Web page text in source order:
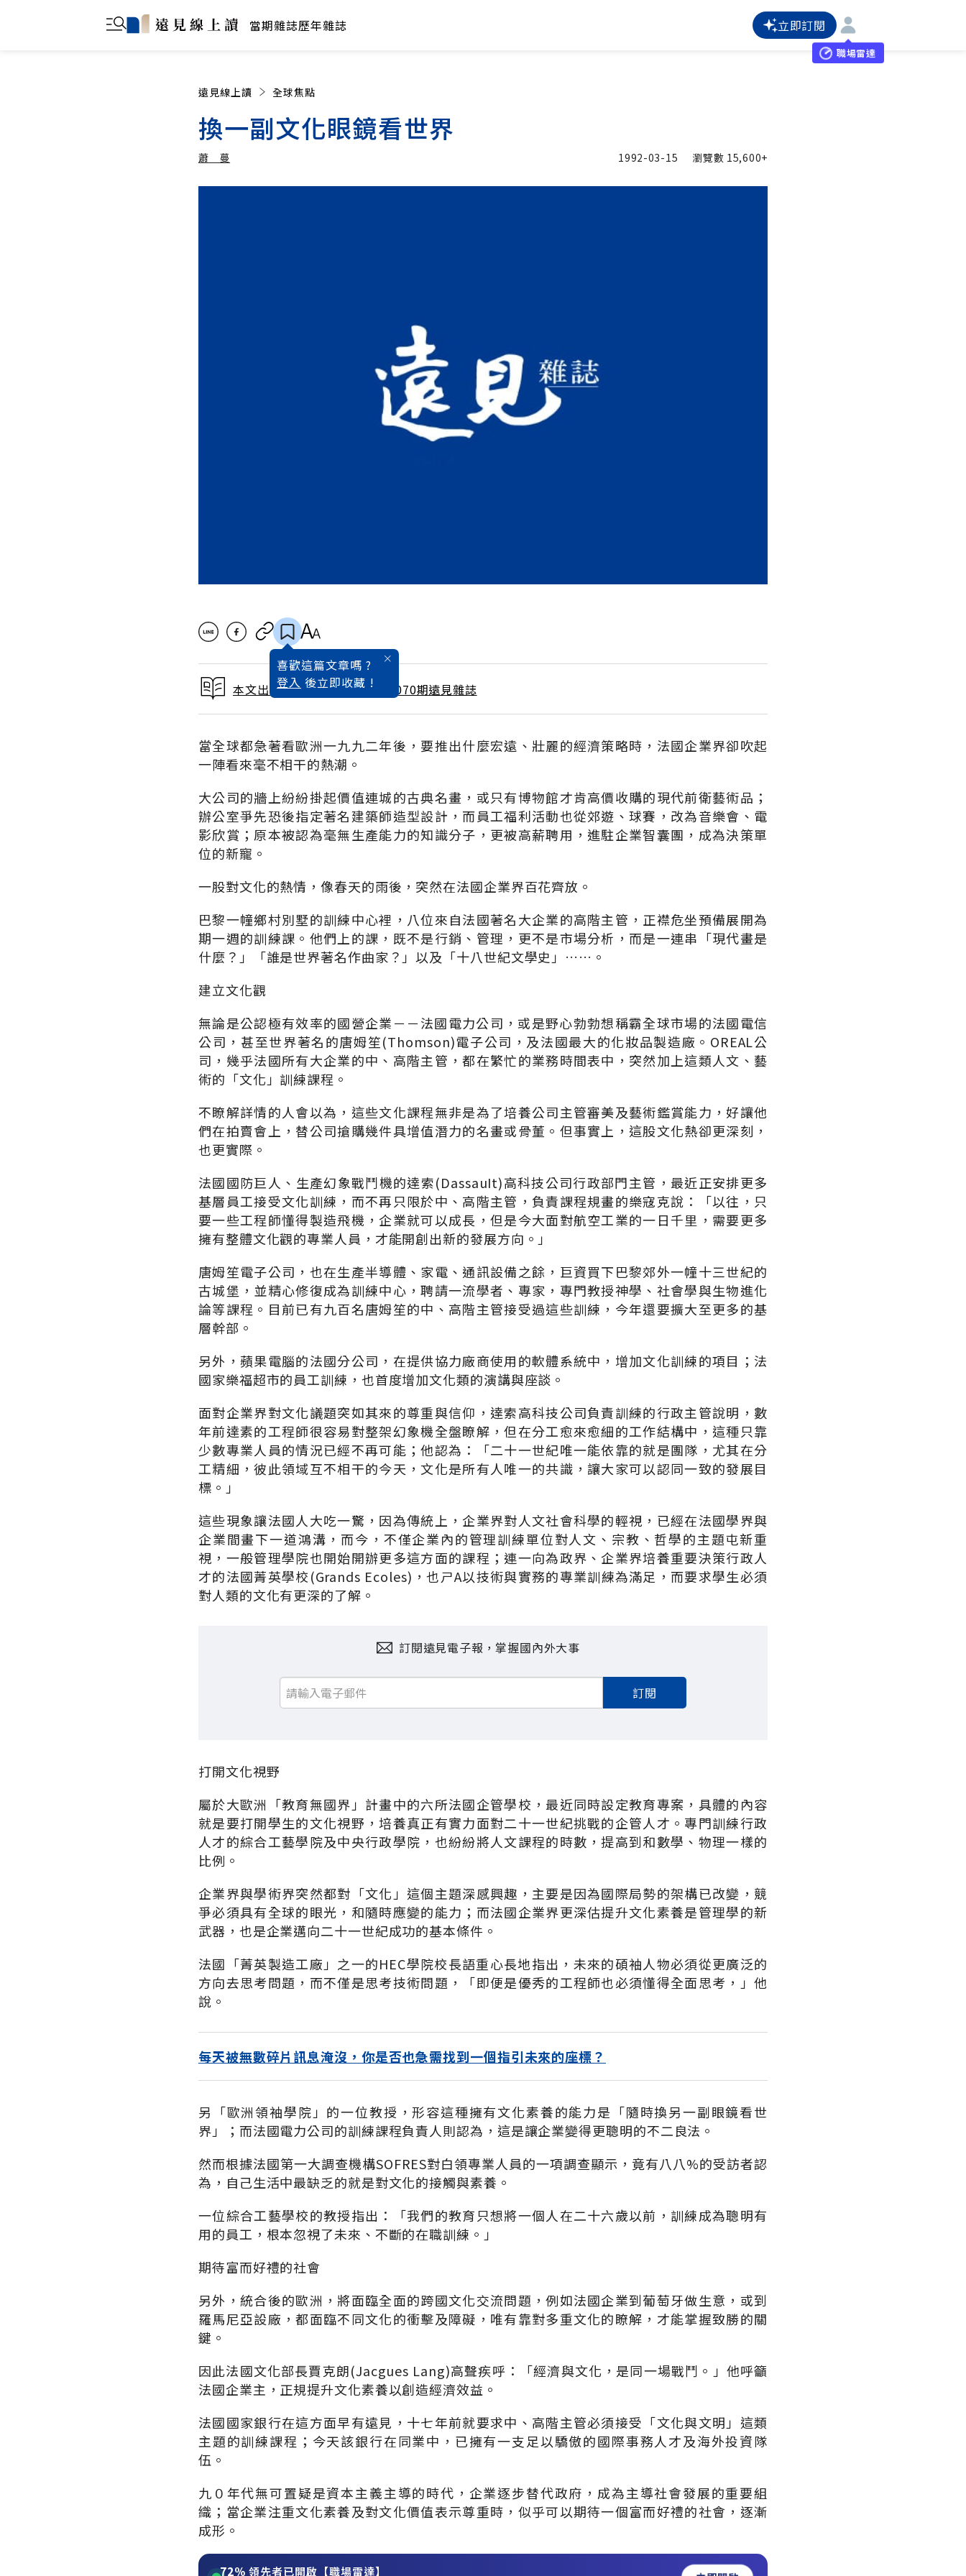
當期雜誌歷年雜誌 立即訂閱
職場雷達
遠見線上讀 全球焦點
換一副文化眼鏡看世界
蕭 蔓 1992-03-15 瀏覽數 15,600+
喜歡這篇文章嗎 ?
登入 後立即收藏 !
本文出自 1992 / 4月號雜誌 第070期遠見雜誌
當全球都急著看歐洲一九九二年後，要推出什麼宏遠、壯麗的經濟策略時，法國企業界卻吹起
一陣看來毫不相干的熱潮。
大公司的牆上紛紛掛起價值連城的古典名畫，或只有博物館才肯高價收購的現代前衛藝術品；
辦公室爭先恐後指定著名建築師造型設計，而員工福利活動也從郊遊、球賽，改為音樂會、電
影欣賞；原本被認為毫無生產能力的知識分子，更被高薪聘用，進駐企業智囊團，成為決策單
位的新寵。
一股對文化的熱情，像春天的雨後，突然在法國企業界百花齊放。
巴黎一幢鄉村別墅的訓練中心裡，八位來自法國著名大企業的高階主管，正襟危坐預備展開為
期一週的訓練課。他們上的課，既不是行銷、管理，更不是市場分析，而是一連串「現代畫是
什麼？」「誰是世界著名作曲家？」以及「十八世紀文學史」……。
建立文化觀
無論是公認極有效率的國營企業－－法國電力公司，或是野心勃勃想稱霸全球市場的法國電信
公司，甚至世界著名的唐姆笙(Thomson)電子公司，及法國最大的化妝品製造廠。OREAL公
司，幾乎法國所有大企業的中、高階主管，都在繁忙的業務時間表中，突然加上這類人文、藝
術的「文化」訓練課程。
不瞭解詳情的人會以為，這些文化課程無非是為了培養公司主管審美及藝術鑑賞能力，好讓他
們在拍賣會上，替公司搶購幾件具增值潛力的名畫或骨董。但事實上，這股文化熱卻更深刻，
也更實際。
法國國防巨人、生產幻象戰鬥機的達索(DassauIt)高科技公司行政部門主管，最近正安排更多
基層員工接受文化訓練，而不再只限於中、高階主管，負責課程規畫的樂寇克說：「以往，只
要一些工程師懂得製造飛機，企業就可以成長，但是今大面對航空工業的一日千里，需要更多
擁有整體文化觀的專業人員，才能開創出新的發展方向。」
唐姆笙電子公司，也在生產半導體、家電、通訊設備之餘，巨資買下巴黎郊外一幢十三世紀的
古城堡，並精心修復成為訓練中心，聘請一流學者、專家，專門教授神學、社會學與生物進化
論等課程。目前已有九百名唐姆笙的中、高階主管接受過這些訓練，今年還要擴大至更多的基
層幹部。
另外，蘋果電腦的法國分公司，在提供協力廠商使用的軟體系統中，增加文化訓練的項目；法
國家樂福超市的員工訓練，也首度增加文化類的演講與座談。
面對企業界對文化議題突如其來的尊重與信仰，達索高科技公司負責訓練的行政主管說明，數
年前達素的工程師很容易對整架幻象機全盤瞭解，但在分工愈來愈細的工作結構中，這種只靠
少數專業人員的情況已經不再可能；他認為：「二十一世紀唯一能依靠的就是團隊，尤其在分
工精細，彼此領域互不相干的今天，文化是所有人唯一的共識，讓大家可以認同一致的發展目
標。」
這些現象讓法國人大吃一驚，因為傳統上，企業界對人文社會科學的輕視，已經在法國學界與
企業間畫下一道鴻溝，而今，不僅企業內的管理訓練單位對人文、宗教、哲學的主題屯新重
視，一般管理學院也開始開辦更多這方面的課程；連一向為政界、企業界培養重要決策行政人
才的法國菁英學校(Grands Ecoles)，也ㄕA以技術與實務的專業訓練為滿足，而要求學生必須
對人類的文化有更深的了解。
訂閱遠見電子報，掌握國內外大事
訂閱
打開文化視野
屬於大歐洲「教育無國界」計畫中的六所法國企管學校，最近同時設定教育專案，具體的內容
就是要打開學生的文化視野，培養真正有實力面對二十一世紀挑戰的企管人才。專門訓練行政
人才的綜合工藝學院及中央行政學院，也紛紛將人文課程的時數，提高到和數學、物理一樣的
比例。
企業界與學術界突然都對「文化」這個主題深感興趣，主要是因為國際局勢的架構已改變，競
爭必須具有全球的眼光，和隨時應變的能力；而法國企業界更深估提升文化素養是管理學的新
武器，也是企業邁向二十一世紀成功的基本條件。
法國「菁英製造工廠」之一的HEC學院校長語重心長地指出，未來的碩袖人物必須從更廣泛的
方向去思考問題，而不僅是思考技術問題，「即便是優秀的工程師也必須懂得全面思考，」他
說。
每天被無數碎片訊息淹沒，你是否也急需找到一個指引未來的座標？
另「歐洲領袖學院」的一位教授，形容這種擁有文化素養的能力是「隨時換另一副眼鏡看世
界」；而法國電力公司的訓練課程負責人則認為，這是讓企業變得更聰明的不二良法。
然而根據法國第一大調查機構SOFRES對白領專業人員的一項調查顯示，竟有八八%的受訪者認
為，自己生活中最缺乏的就是對文化的接觸與素養。
一位綜合工藝學校的教授指出：「我們的教育只想將一個人在二十六歲以前，訓練成為聰明有
用的員工，根本忽視了未來、不斷的在職訓練。」
期待富而好禮的社會
另外，統合後的歐洲，將面臨全面的跨國文化交流問題，例如法國企業到葡萄牙做生意，或到
羅馬尼亞設廠，都面臨不同文化的衝擊及障礙，唯有靠對多重文化的瞭解，才能掌握致勝的關
鍵。
因此法國文化部長賈克朗(Jacgues Lang)高聲疾呼：「經濟與文化，是同一場戰鬥。」他呼籲
法國企業主，正規提升文化素養以創造經濟效益。
法國國家銀行在這方面早有遠見，十七年前就要求中、高階主管必須接受「文化與文明」這類
主題的訓練課程；今天該銀行在同業中，已擁有一支足以驕傲的國際事務人才及海外投資隊
伍。
九０年代無可置疑是資本主義主導的時代，企業逐步替代政府，成為主導社會發展的重要組
織；當企業注重文化素養及對文化價值表示尊重時，似乎可以期待一個富而好禮的社會，逐漸
成形。
72% 領先者已開啟【職場雷達】